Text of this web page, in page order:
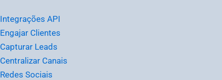
Integrações API
Engajar Clientes
Capturar Leads
Centralizar Canais
Redes Sociais